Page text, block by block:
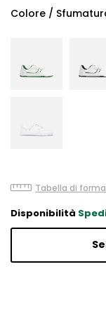
Colore /
Tabella di
Disponibilità